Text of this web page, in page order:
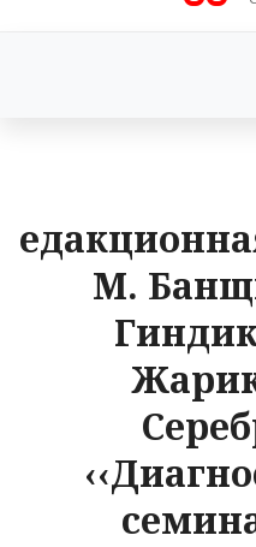
М.